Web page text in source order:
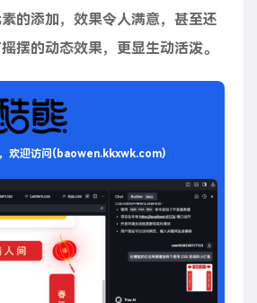
的添加，效果令人满意，甚至还
摆的动态效果，更显生动活泼。
欢迎访问(baowen.kkxwk.com)